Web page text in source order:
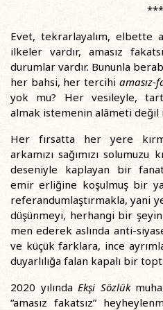
***
Evet, tekrarlayalım, elbette
ilkeler vardır, amasız
durumlar vardır. Bununla
her bahsi, her tercihi amasız-
yok mu? Her vesileyle,
almak istemenin alâmeti değil
Her fırsatta her yere
arkamızı sağımızı
deseniyle kaplayan bir
emir erliğine koşulmuş bir
referandumlaştırmakla, yani
düşünmeyi, herhangi bir şeyin
men ederek aslında anti-
ve küçük farklara, ince
duyarlılığa falan kapalı bir
2020 yılındaEkşi Sözlük
“amasız fakatsız”